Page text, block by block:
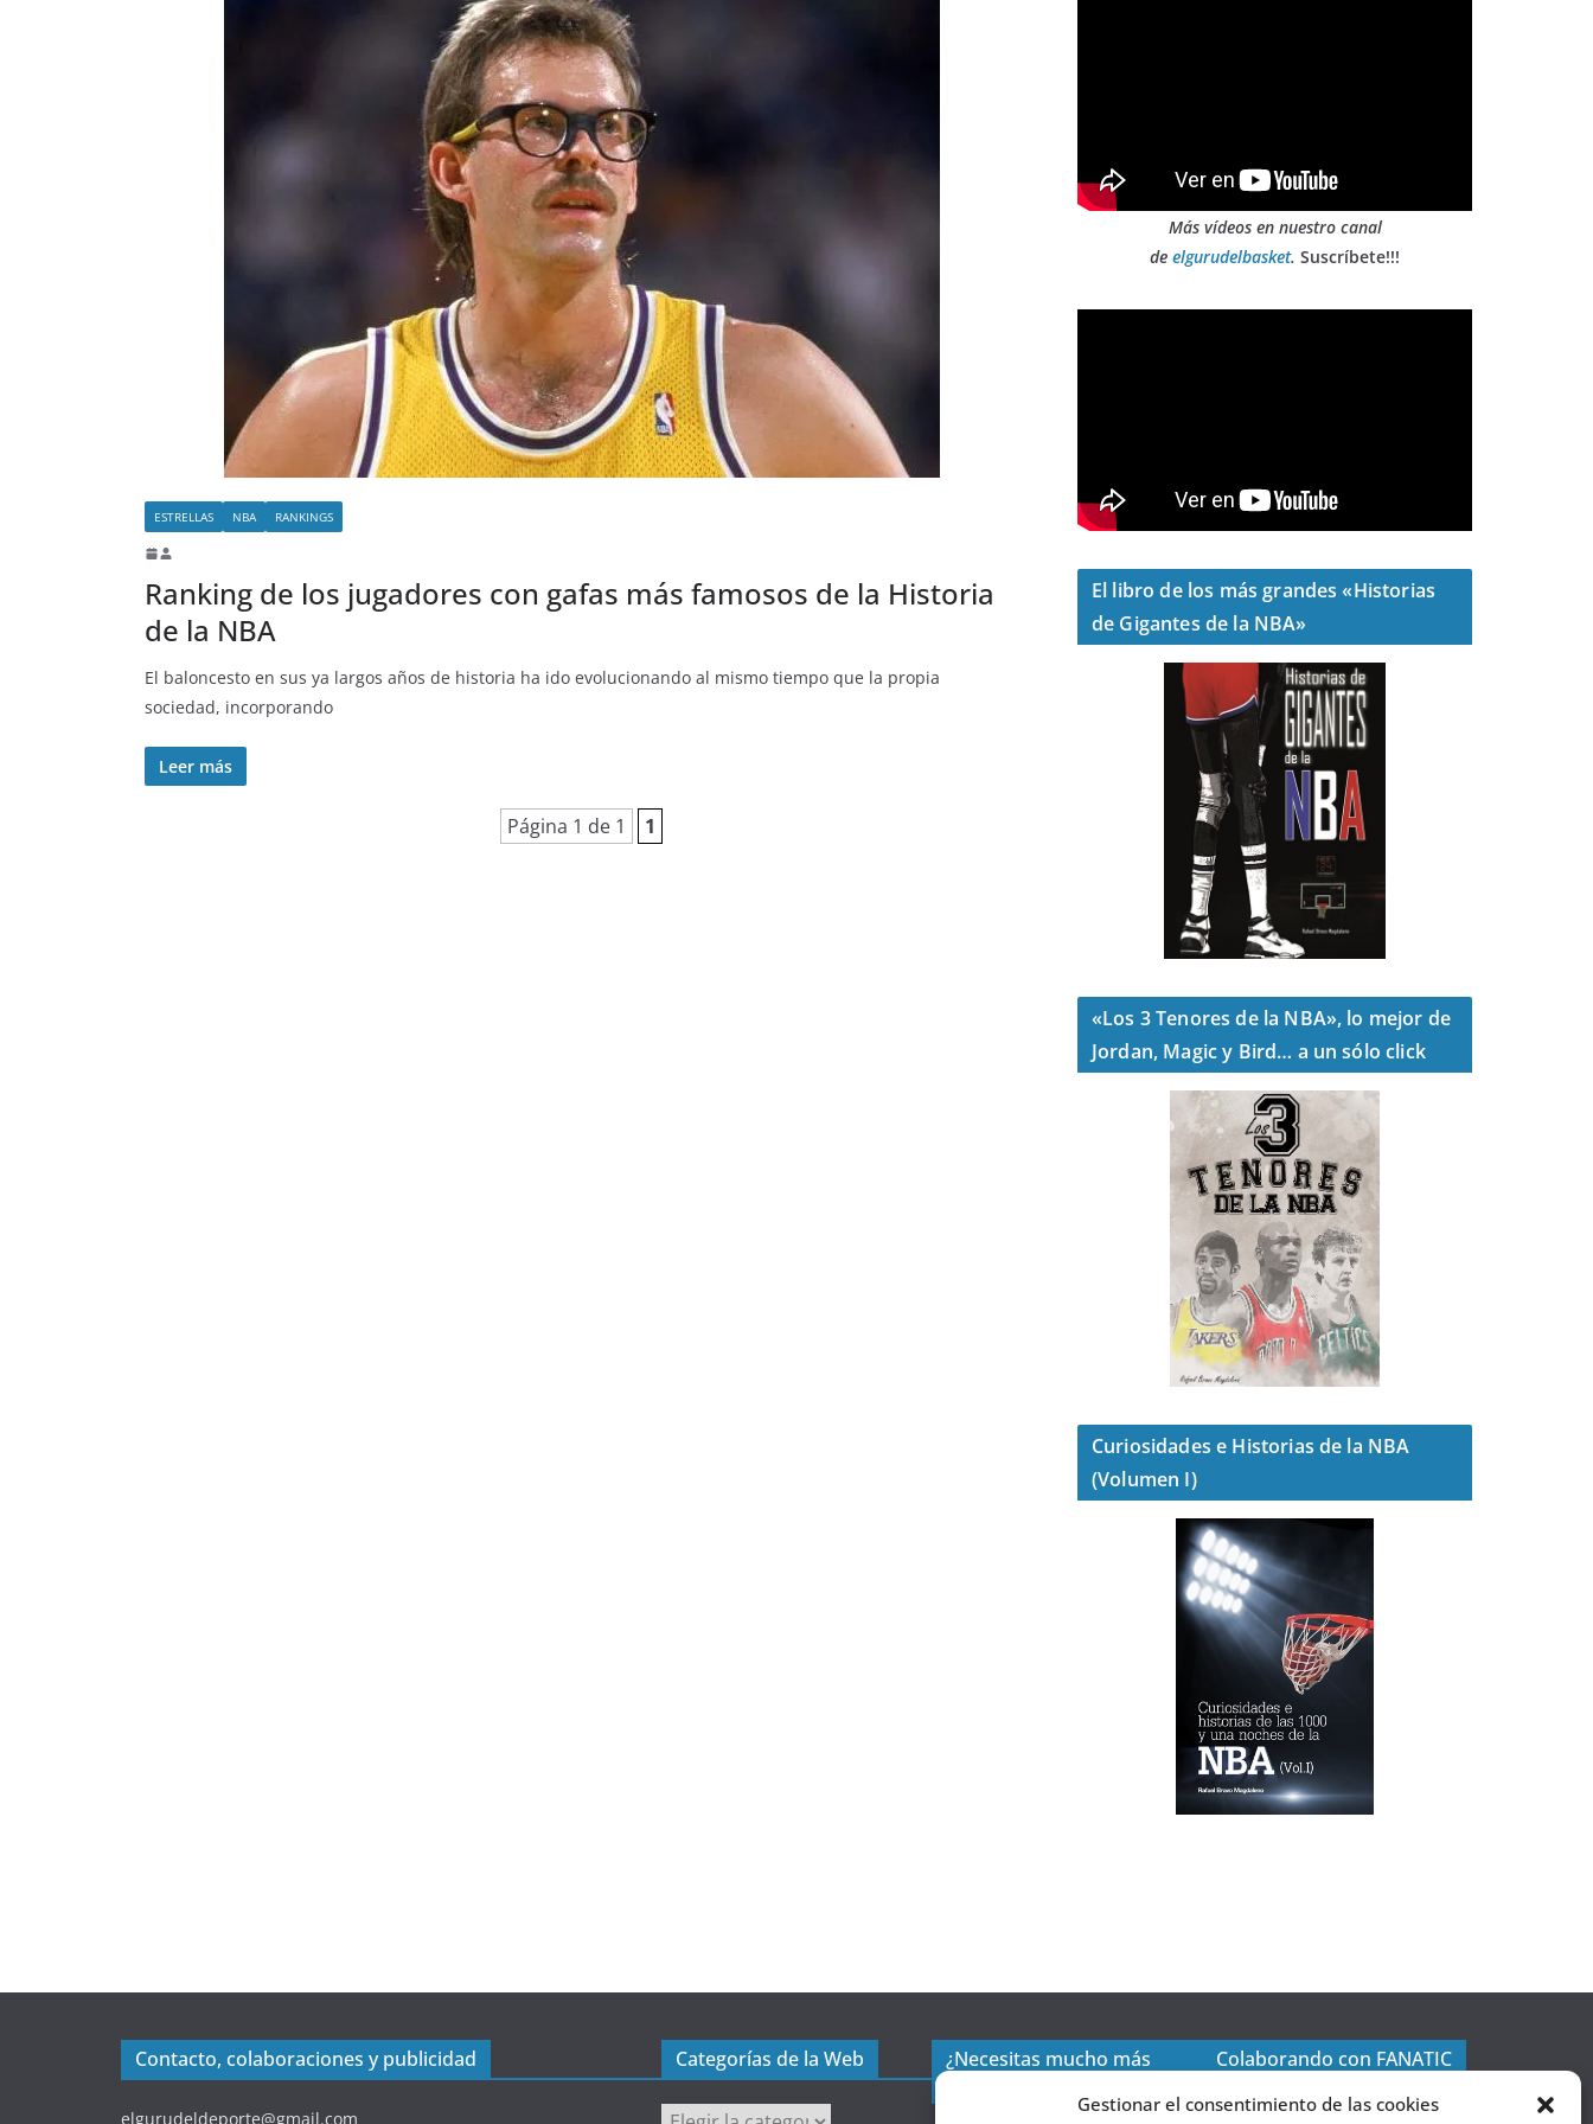
ESTRELLAS NBA RANKINGS
Ranking de los jugadores con gafas más famosos de la Historia
de la NBA
El baloncesto en sus ya largos años de historia ha ido evolucionando al mismo tiempo que la propia
sociedad, incorporando
Leer más
Página 1 de 1 1
Más vídeos en nuestro canal
de elgurudelbasket. Suscríbete!!!
El libro de los más grandes «Historias
de Gigantes de la NBA»
«Los 3 Tenores de la NBA», lo mejor de
Jordan, Magic y Bird… a un sólo click
Curiosidades e Historias de la NBA
(Volumen I)
Contacto, colaboraciones y publicidad
elgurudeldeporte@gmail.com
Categorías de la Web
¿Necesitas mucho más
Colaborando con FANATIC
Gestionar el consentimiento de las cookies